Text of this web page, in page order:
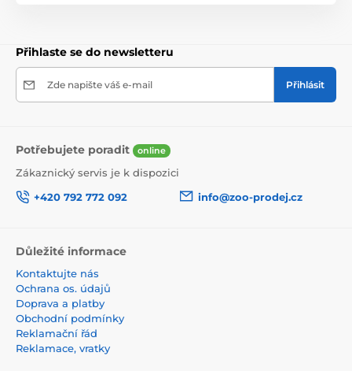
Přihlaste se do newsletteru
Zde napište váš e-mail Přihlásit
Potřebujete poradit online
Zákaznický servis je k dispozici
+420 792 772 092
info@zoo-prodej.cz
Důležité informace
Kontaktujte nás
Ochrana os. údajů
Doprava a platby
Obchodní podmínky
Reklamační řád
Reklamace, vratky